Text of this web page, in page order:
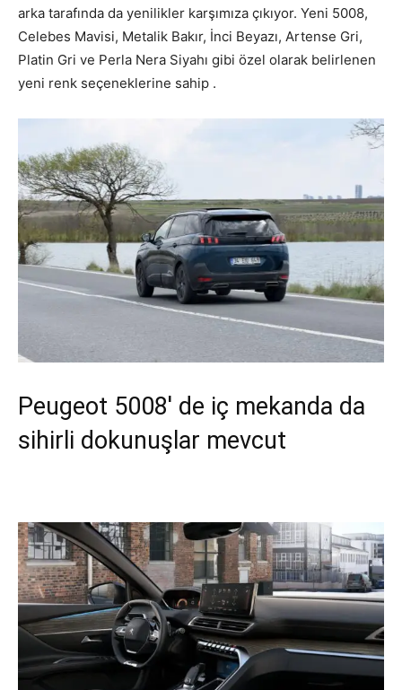
arka tarafında da yenilikler karşımıza çıkıyor. Yeni 5008,
Celebes Mavisi, Metalik Bakır, İnci Beyazı, Artense Gri,
Platin Gri ve Perla Nera Siyahı gibi özel olarak belirlenen
yeni renk seçeneklerine sahip .
Peugeot 5008′ de iç mekanda da
sihirli dokunuşlar mevcut